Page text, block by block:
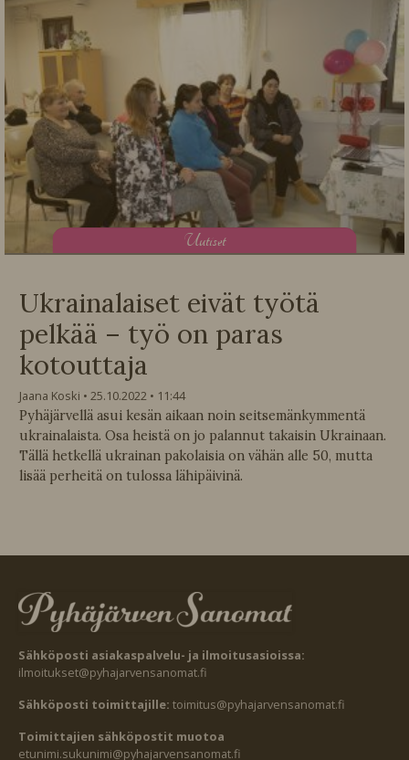
Uutiset
Ukrainalaiset eivät työtä
pelkää – työ on paras
kotouttaja
Jaana Koski 25.10.2022
11:44
Pyhäjärvellä asui kesän aikaan noin seitsemänkymmentä
ukrainalaista. Osa heistä on jo palannut takaisin Ukrainaan.
Tällä hetkellä ukrainan pakolaisia on vähän alle 50, mutta
lisää perheitä on tulossa lähipäivinä.
Sähköposti asiakaspalvelu- ja ilmoitusasioissa:
ilmoitukset@pyhajarvensanomat.fi
Sähköposti toimittajille: toimitus@pyhajarvensanomat.fi
Toimittajien sähköpostit muotoa
etunimi.sukunimi@pyhajarvensanomat.fi